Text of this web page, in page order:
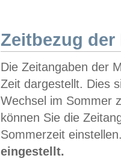
Zeitbezug der
Die Zeitangaben der
Zeit dargestellt. Dies
Wechsel im Sommer
können Sie die
Sommerzeit
eingestellt.